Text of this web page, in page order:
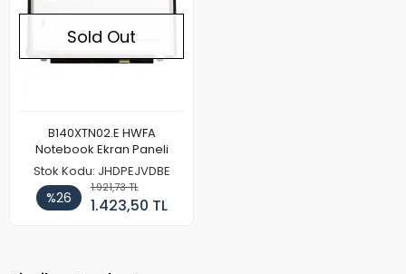
Sold Out
B140XTN02.E HWFA
Notebook Ekran Paneli
Stok Kodu: JHDPEJVDBE
%26
1.921,73 TL
1.423,50 TL